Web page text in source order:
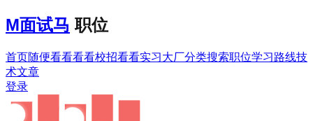
M面试马 职位
首页随便看看看看校招看看实习大厂分类搜索职位学习路线技
术文章
登录